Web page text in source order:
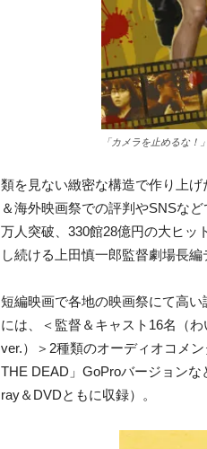
「カメラを止めるな！」
類を見ない緻密な構造で作り上
＆海外映画祭での評判やSNSな
万人突破、330館28億円の大ヒッ
し続ける上田慎一郎監督劇場長
短編映画で各地の映画祭にて高
には、＜監督＆キャスト16名（
ver.）＞2種類のオーディオコメ
THE DEAD」GoProバージョン
ray＆DVDともに収録）。